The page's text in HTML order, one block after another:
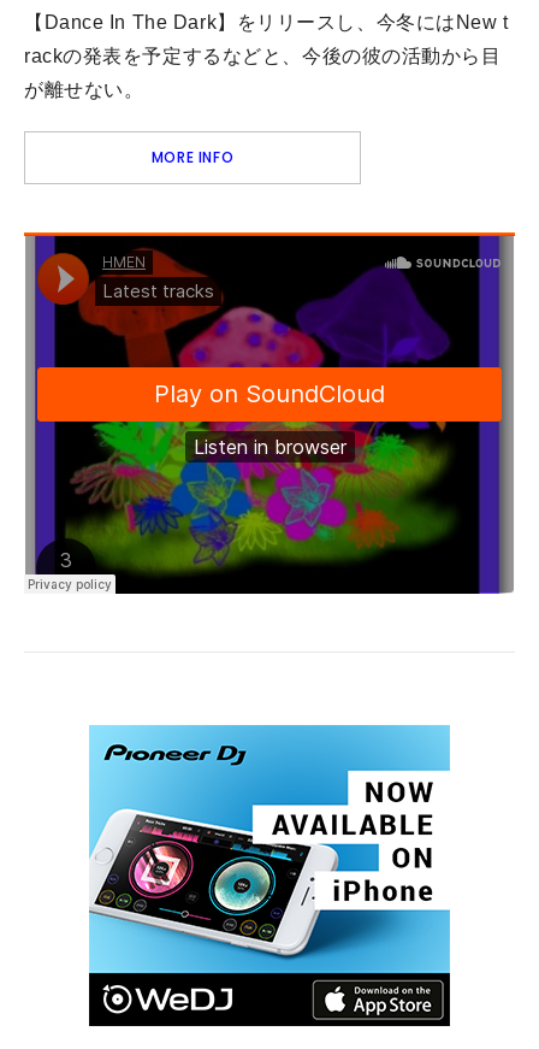
【Dance In The Dark】をリリースし、今冬にはNew t
rackの発表を予定するなどと、今後の彼の活動から目
が離せない。
MORE INFO